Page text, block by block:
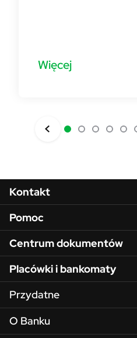
Więcej
Menu w stopce
Kontakt
Pomoc
Centrum dokumentów
Placówki i bankomaty
Przydatne
O Banku